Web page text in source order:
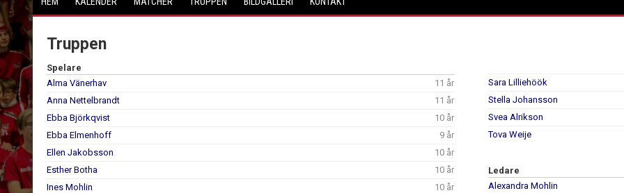
Truppen
Spelare
Alma Vänerhav
11 år
Anna Nettelbrandt
11 år
Ebba Björkqvist
10 år
Ebba Elmenhoff
9 år
Ellen Jakobsson
10 år
Esther Botha
10 år
Ines Mohlin
10 år
Sara Lilliehöök
Stella Johansson
Svea Alrikson
Tova Weije
Ledare
Alexandra Mohlin